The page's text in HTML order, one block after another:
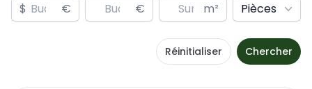
$ € € m² Pièces
Réinitialiser Chercher